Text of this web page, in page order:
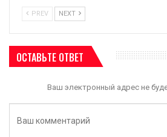
PREV NEXT
ОСТАВЬТЕ ОТВЕТ
Ваш электронный адрес не